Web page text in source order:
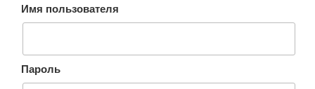
Имя пользователя
Пароль